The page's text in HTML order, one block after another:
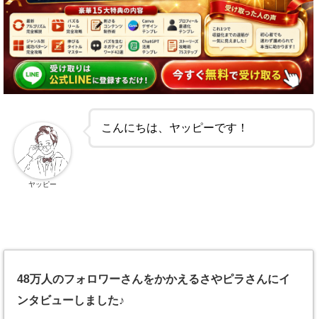
こんにちは、ヤッピーです！
ヤッピー
48万人のフォロワーさんをかかえるさやピラさんにイ
ンタビューしました♪